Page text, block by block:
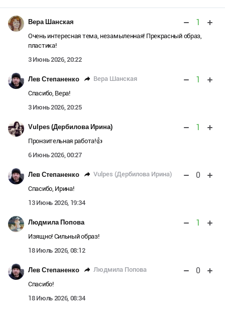
Вера Шанская 1
Очень интересная тема, незамыленная! Прекрасный образ,
пластика!
3 Июнь 2026, 20:22
Лев Степаненко Вера Шанская 1
Спасибо, Вера!
3 Июнь 2026, 20:25
Vulpes (Дербилова Ирина) 1
Пронзительная работа!👍
6 Июнь 2026, 00:27
Лев Степаненко Vulpes (Дербилова Ирина) 0
Спасибо, Ирина!
13 Июнь 2026, 19:34
Людмила Попова 1
Изящно! Сильный образ!
18 Июль 2026, 08:12
Лев Степаненко Людмила Попова 0
Спасибо!
18 Июль 2026, 08:34